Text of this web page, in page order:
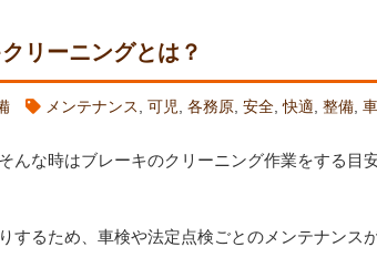
リーニングとは？
メンテナンス 可児 各務原 安全 ,快適 整備 車
な時はブレーキのクリーニング作業をする目
するため、車検や法定点検ごとのメンテナンス